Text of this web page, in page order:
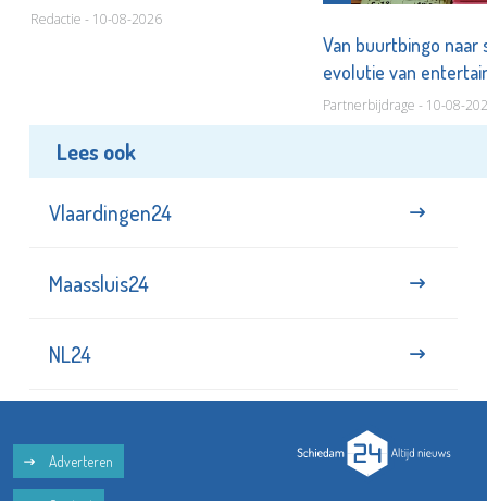
Redactie - 10-08-2026
Van buurtbingo naar
evolutie van
Partnerbijdrage - 10-08-
Lees ook
Vlaardingen24
Maassluis24
NL24
Adverteren